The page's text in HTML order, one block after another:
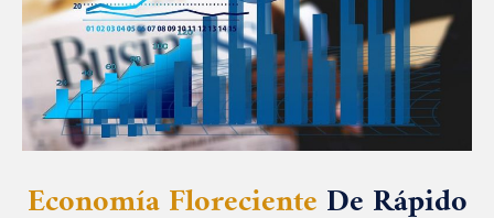
Economía Floreciente De Rápido